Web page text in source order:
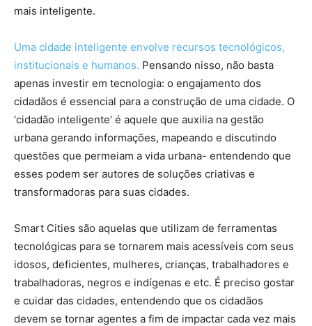
mais inteligente.
Uma cidade inteligente envolve recursos tecnológicos,
institucionais e humanos. Pensando nisso, não basta
apenas investir em tecnologia: o engajamento dos
cidadãos é essencial para a construção de uma cidade. O
‘cidadão inteligente’ é aquele que auxilia na gestão
urbana gerando informações, mapeando e discutindo
questões que permeiam a vida urbana- entendendo que
esses podem ser autores de soluções criativas e
transformadoras para suas cidades.
Smart Cities são aquelas que utilizam de ferramentas
tecnológicas para se tornarem mais acessíveis com seus
idosos, deficientes, mulheres, crianças, trabalhadores e
trabalhadoras, negros e indígenas e etc. É preciso gostar
e cuidar das cidades, entendendo que os cidadãos
devem se tornar agentes a fim de impactar cada vez mais